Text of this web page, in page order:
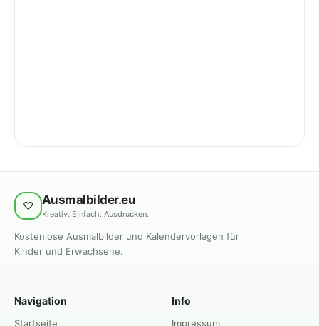
♡ Ausmalbilder.eu
Kreativ. Einfach. Ausdrucken.
Kostenlose Ausmalbilder und Kalendervorlagen für
Kinder und Erwachsene.
Navigation
Startseite
Info
Impressum